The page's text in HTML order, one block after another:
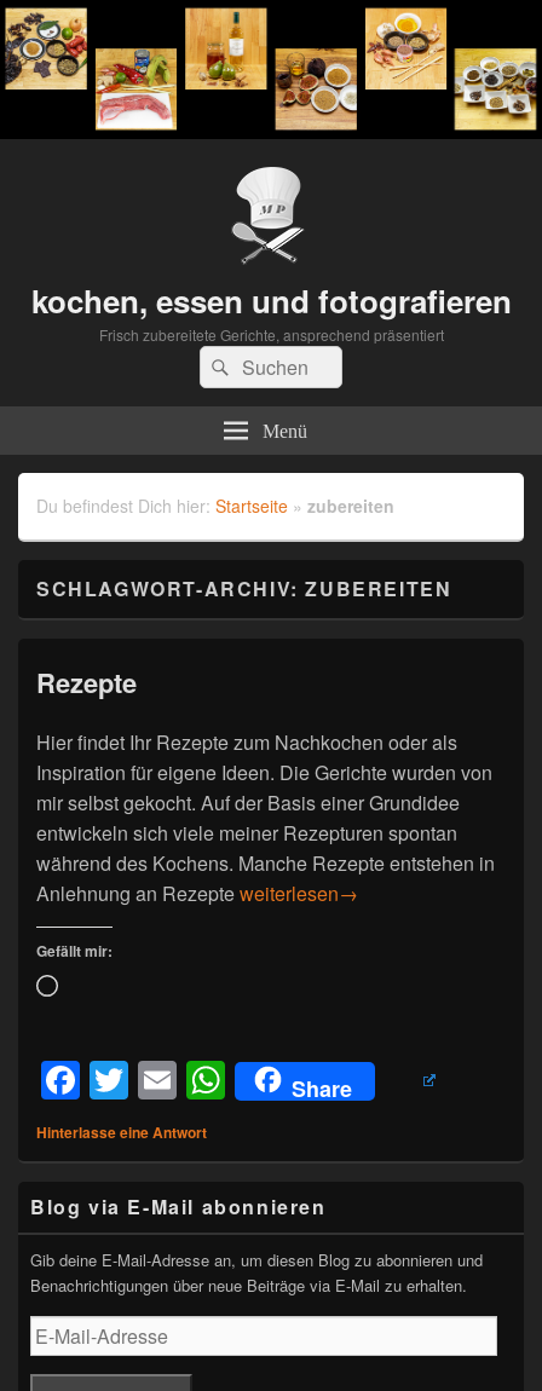
kochen, essen und fotografieren
Frisch zubereitete Gerichte, ansprechend präsentiert
Suchen
nach:
Suchen
Menü
Du befindest Dich hier: Startseite » zubereiten
SCHLAGWORT-ARCHIV:ZUBEREITEN
Rezepte
Hier findet Ihr Rezepte zum Nachkochen oder als
Inspiration für eigene Ideen. Die Gerichte wurden von
mir selbst gekocht. Auf der Basis einer Grundidee
entwickeln sich viele meiner Rezepturen spontan
während des Kochens. Manche Rezepte entstehen in
Anlehnung an RezepteRezepte
weiterlesen→
Gefällt mir:
Wird
F
a
c
e
b
o
o
k
T
wi
tt
er
E
m
ail
W
h
at
s
A
p
p
Share
Hinterlasse eine Antwort
Seitenleisten-
Widgetbereich
Blog via E-Mail abonnieren
Gib deine E-Mail-Adresse an, um diesen Blog zu abonnieren und
Benachrichtigungen über neue Beiträge via E-Mail zu erhalten.
E-
Mail-
Adresse